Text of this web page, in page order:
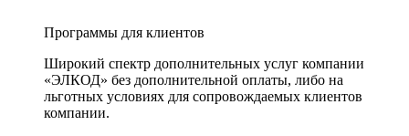
Программы для клиентов
Широкий спектр дополнительных услуг компании
«ЭЛКОД» без дополнительной оплаты, либо на
льготных условиях для сопровождаемых клиентов
компании.